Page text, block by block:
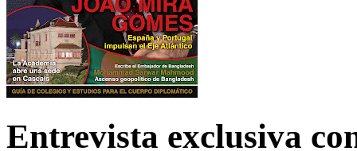
Entrevista exclusiva